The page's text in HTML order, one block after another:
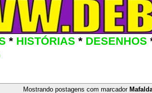
* HISTÓRIAS * DESENHOS
Mostrando postagens com marcador